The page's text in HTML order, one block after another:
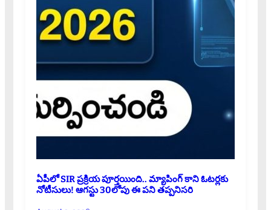
ఏపీలో SIR ప్రక్రియ పూర్తయింది.. మ్యాపింగ్ కాని ఓటర్లకు
నోటీసులు! ఆగస్టు 30లోపు ఈ పని తప్పనిసరి